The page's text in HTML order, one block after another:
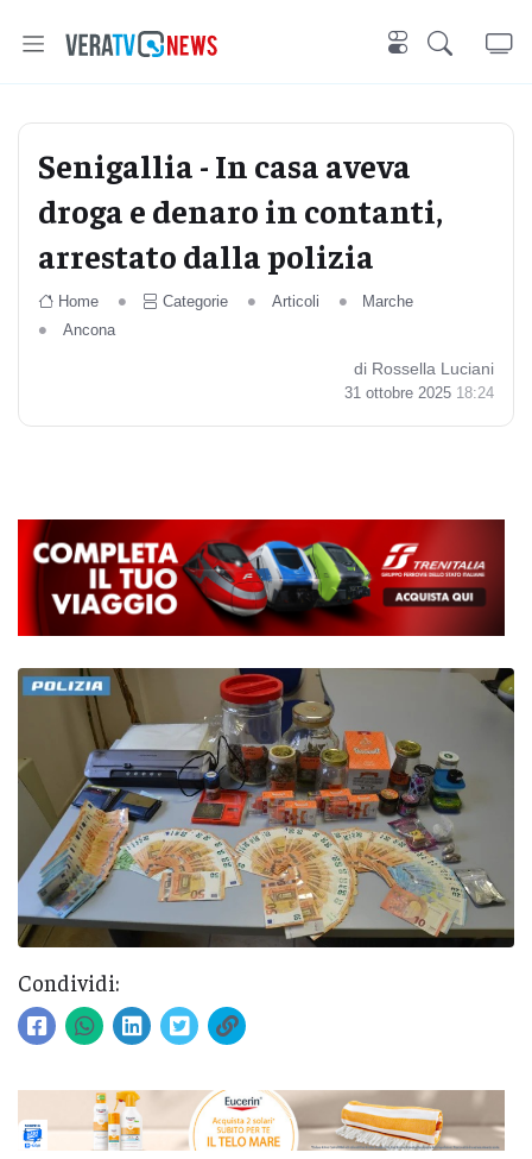
Senigallia - In casa aveva
droga e denaro in contanti,
arrestato dalla polizia
Home Categorie Articoli
Marche
Ancona
di Rossella Luciani
31 ottobre 2025 18:24
Condividi: